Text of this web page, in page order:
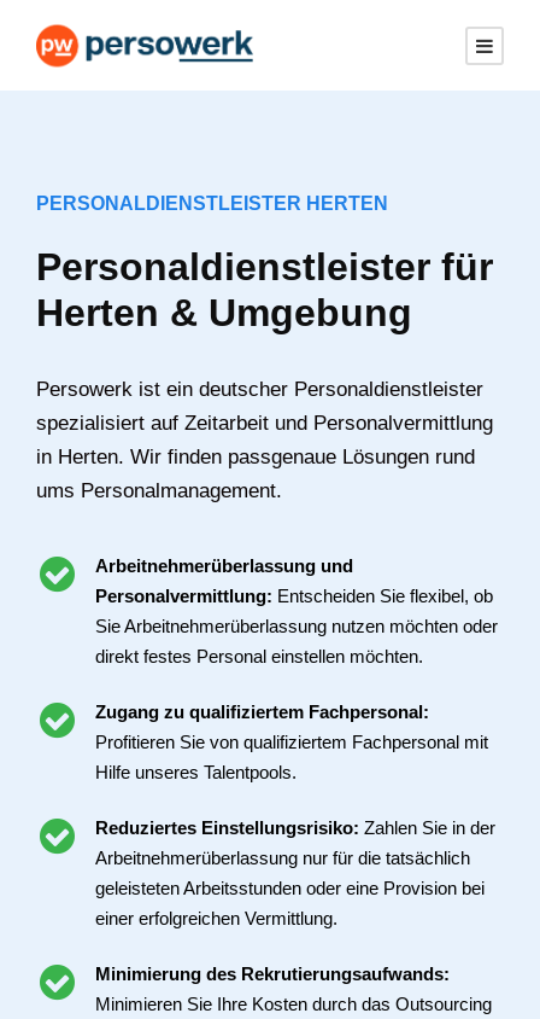
PERSONALDIENSTLEISTER HERTEN
Personaldienstleister für
Herten & Umgebung
Persowerk ist ein deutscher Personaldienstleister
spezialisiert auf Zeitarbeit und Personalvermittlung
in Herten. Wir finden passgenaue Lösungen rund
ums Personalmanagement.
Arbeitnehmerüberlassung und
Personalvermittlung: Entscheiden Sie flexibel, ob
Sie Arbeitnehmerüberlassung nutzen möchten oder
direkt festes Personal einstellen möchten.
Zugang zu qualifiziertem Fachpersonal:
Profitieren Sie von qualifiziertem Fachpersonal mit
Hilfe unseres Talentpools.
Reduziertes Einstellungsrisiko: Zahlen Sie in der
Arbeitnehmerüberlassung nur für die tatsächlich
geleisteten Arbeitsstunden oder eine Provision bei
einer erfolgreichen Vermittlung.
Minimierung des Rekrutierungsaufwands:
Minimieren Sie Ihre Kosten durch das Outsourcing